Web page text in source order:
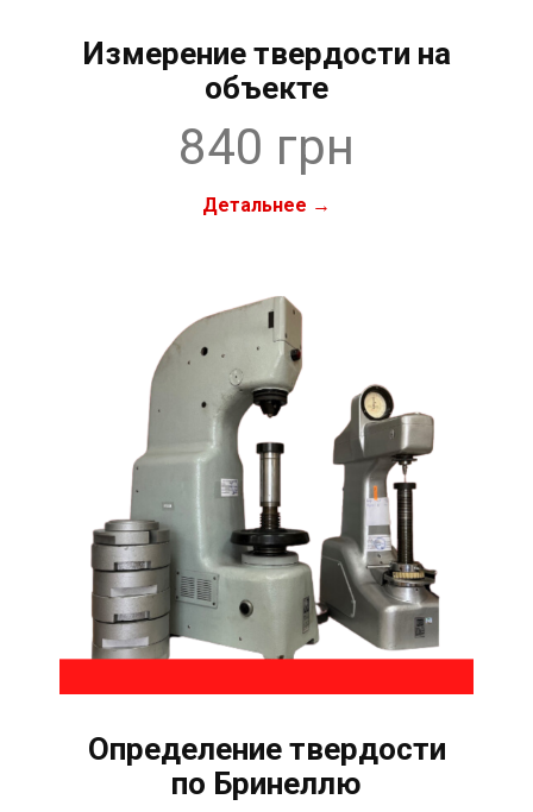
Измерение твердости на
объекте
840 грн
Детальнее →
Определение твердости
по Бринеллю